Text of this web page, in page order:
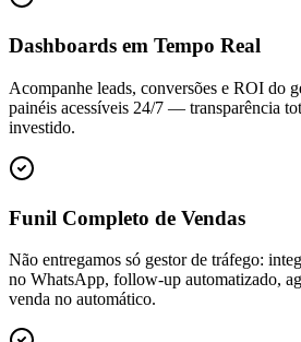
Dashboards em Tempo Real
Acompanhe leads, conversões e ROI do
painéis acessíveis 24/7 — transparência
investido.
Funil Completo de Vendas
Não entregamos só gestor de tráfego:
no WhatsApp, follow-up automatizado,
venda no automático.